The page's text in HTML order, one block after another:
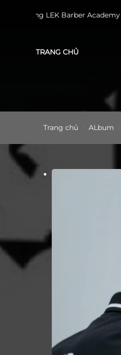
TRANG CHỦ
Trang chủ ALbum